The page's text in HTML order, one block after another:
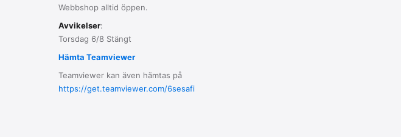
Webbshop alltid öppen.
Avvikelser:
Torsdag 6/8 Stängt
Hämta Teamviewer
Teamviewer kan även hämtas på
https://get.teamviewer.com/6sesafi